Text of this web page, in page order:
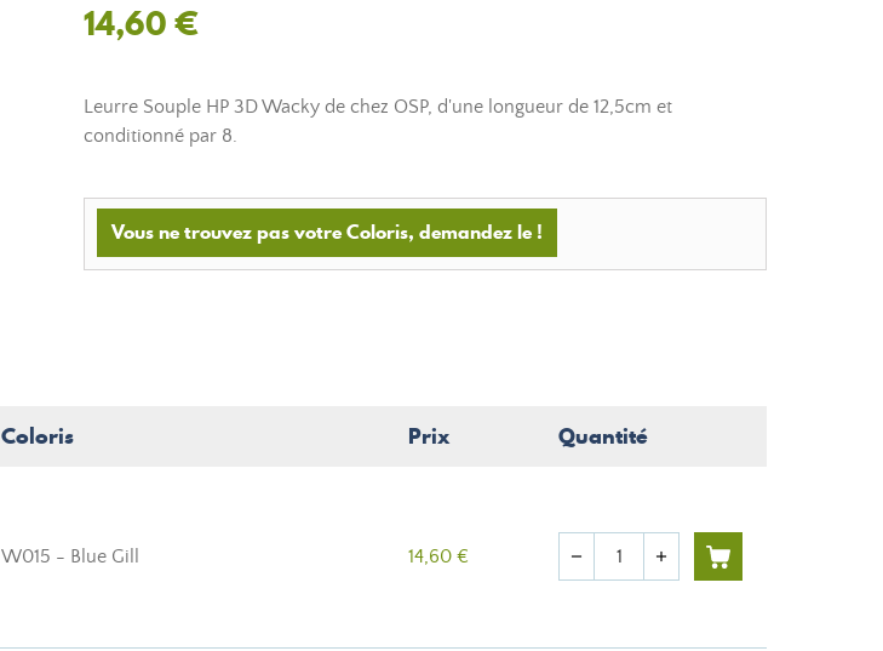
14,60 €
Leurre Souple HP 3D Wacky de chez OSP, d'une longueur de 12,5cm et
conditionné par 8.
Vous ne trouvez pas votre Coloris, demandez le !
Coloris Prix Quantité
W015 - Blue Gill 14,60 € Quantité
remove add